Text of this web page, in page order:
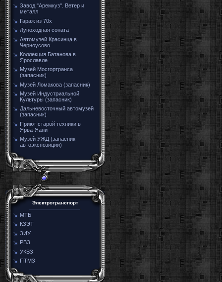
Завод "Аремкуз". Ветер и
металл
Гараж из 70х
Луноходная соната
Автомузей Красинца в
Черноусово
Коллекция Батанова в
Ярославле
Музей Мосгортранса
(запасник)
Музей Ломакова (запасник)
Музей Индустриальной
Культуры (запасник)
Дальневосточный автомузей
(запасник)
Приют старой техники в
Ярва-Яани
Музей УЖД (запасник
автоэкспозиции)
Электротранспорт
МТБ
КЗЭТ
ЗИУ
РВЗ
УКВЗ
ПТМЗ